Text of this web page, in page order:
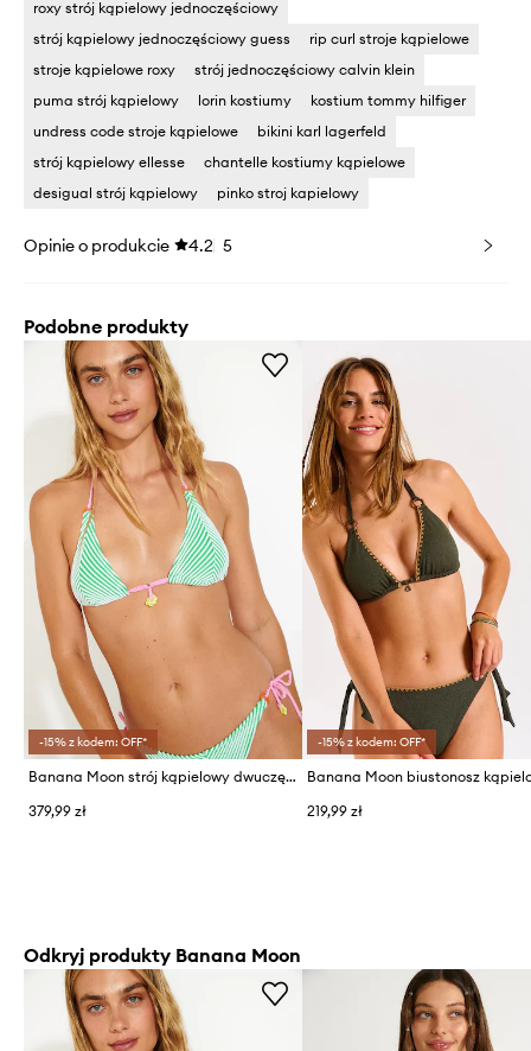
roxy strój kąpielowy jednoczęściowy
strój kąpielowy jednoczęściowy guess
rip curl stroje kąpielowe
stroje kąpielowe roxy
strój jednoczęściowy calvin klein
puma strój kąpielowy
lorin kostiumy
kostium tommy hilfiger
undress code stroje kąpielowe
bikini karl lagerfeld
strój kąpielowy ellesse
chantelle kostiumy kąpielowe
desigual strój kąpielowy
pinko stroj kapielowy
Opinie o produkcie 4.2 5
Podobne produkty
-15% z kodem: OFF*
Banana Moon strój kąpielowy dwuczęściowy damski Terrystripe
379,99 zł
-15% z kodem: OFF*
219,99 zł
Odkryj produkty Banana Moon